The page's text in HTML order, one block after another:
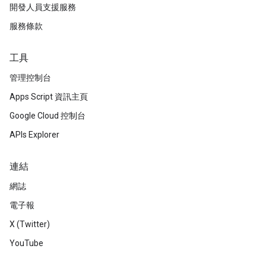
開發人員支援服務
服務條款
工具
管理控制台
Apps Script 資訊主頁
Google Cloud 控制台
APIs Explorer
連結
網誌
電子報
X (Twitter)
YouTube